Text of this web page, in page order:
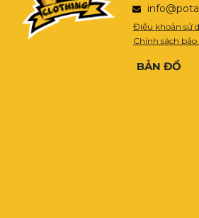
Điều khoản sử
Chính sách
BẢN ĐỒ